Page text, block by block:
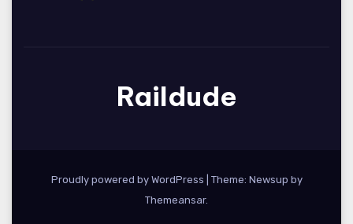
Raildude
Proudly powered by WordPress
Theme: Newsup by
Themeansar.